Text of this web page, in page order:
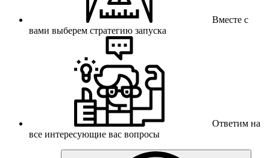
Вместе с
вами выберем стратегию запуска
Ответим на
все интересующие вас вопросы